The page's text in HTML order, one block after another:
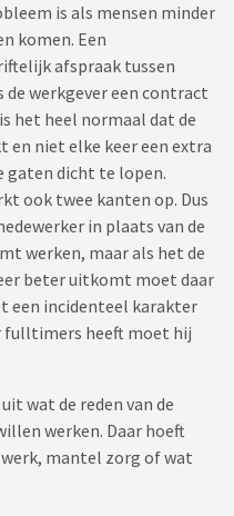
is als mensen minder
komen. Een
afspraak tussen
de werkgever een contract
het heel normaal dat de
en niet elke keer een extra
gaten dicht te lopen.
ook twee kanten op. Dus
in plaats van de
werken, maar als het de
beter uitkomt moet daar
een incidenteel karakter
fulltimers heeft moet hij
wat de reden van de
werken. Daar hoeft
mantel zorg of wat